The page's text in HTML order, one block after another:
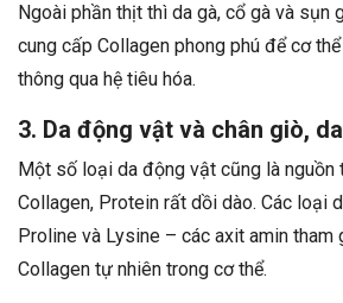
Ngoài phần thịt thì da gà, cổ gà và sụn
cung cấp Collagen phong phú để cơ
thông qua hệ tiêu hóa.
3. Da động vật và chân giò,
Một số loại da động vật cũng là nguồn
Collagen, Protein rất dồi dào. Các loại
Proline và Lysine – các axit amin tham
Collagen tự nhiên trong cơ thể.